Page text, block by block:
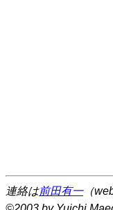
連絡は前田有一（